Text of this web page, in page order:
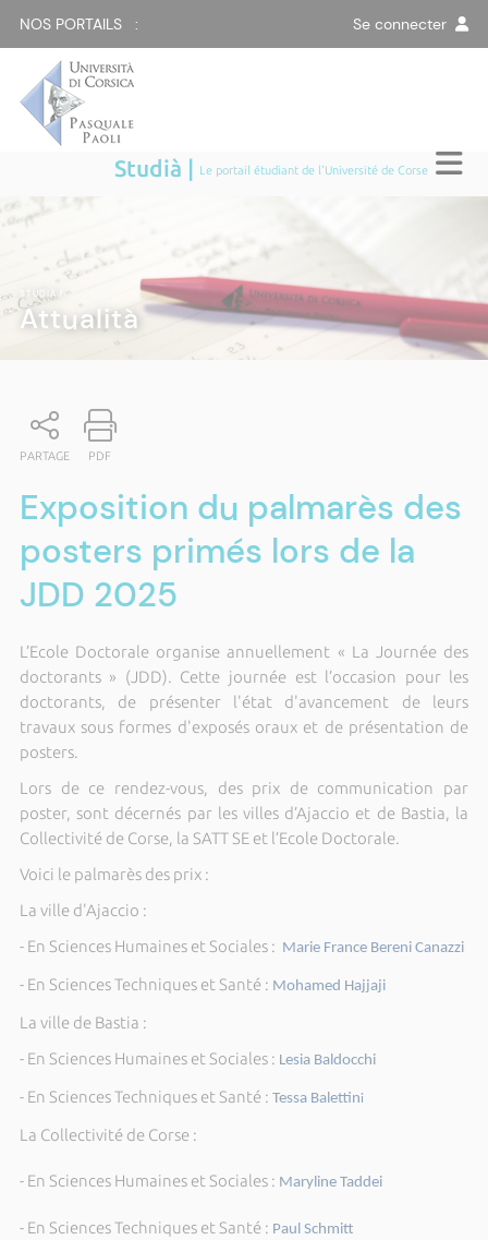
NOS PORTAILS : Se connecter
Studià | Le portail étudiant de l'Université de Corse
STUDIÀ
Attualità
PARTAGE PDF
Exposition du palmarès des
posters primés lors de la
JDD 2025
L’Ecole Doctorale organise annuellement « La Journée des
doctorants » (JDD). Cette journée est l’occasion pour les
doctorants, de présenter l'état d'avancement de leurs
travaux sous formes d'exposés oraux et de présentation de
posters.
Lors de ce rendez-vous, des prix de communication par
poster, sont décernés par les villes d’Ajaccio et de Bastia, la
Collectivité de Corse, la SATT SE et l’Ecole Doctorale.
Voici le palmarès des prix :
La ville d'Ajaccio :
- En Sciences Humaines et Sociales : Marie France Bereni Canazzi
- En Sciences Techniques et Santé : Mohamed Hajjaji
La ville de Bastia :
- En Sciences Humaines et Sociales : Lesia Baldocchi
- En Sciences Techniques et Santé : Tessa Balettini
La Collectivité de Corse :
- En Sciences Humaines et Sociales : Maryline Taddei
- En Sciences Techniques et Santé : Paul Schmitt